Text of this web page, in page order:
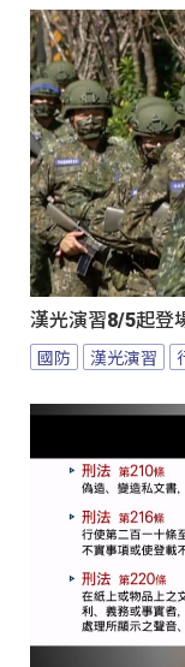
漢光演習8/5起登
國防 漢光演習